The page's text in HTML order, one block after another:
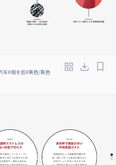
车#相关图#黑色/黑色